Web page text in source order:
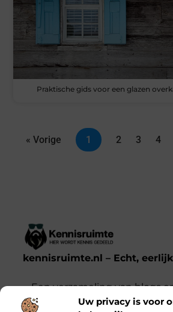
Uw privacy is voor
Praktische gids voor een glazen
« Vorige 1 2 3 4
kennisruimte.nl – Echt,
Een verzameling van blogs
een breed scala aan